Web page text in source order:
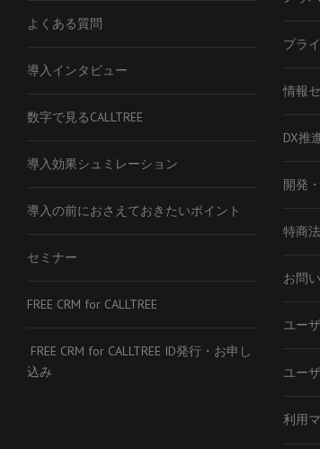
よくある質問
導入インタビュー
数字で見るCALLTREE
導入効果シュミレーション
導入の前におさえておきたいポイント
セミナー
FREE CRM for CALLTREE
FREE CRM for CALLTREE ID発行・お申し
込み
プラ
情報
DX推
開発
特商
お問
ユー
ユー
利用